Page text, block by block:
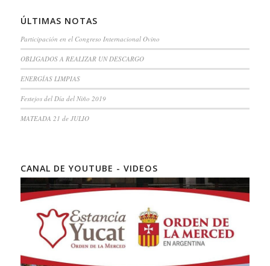
ÚLTIMAS NOTAS
Participación en el Congreso Internacional Ovino
OBLIGADOS A REALIZAR UN DESCARGO
ENERGÍAS LIMPIAS
Festejos del Día del Niño 2019
MATEADA 21 de JULIO
CANAL DE YOUTUBE - VIDEOS